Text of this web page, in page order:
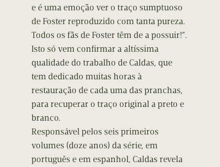
e é uma emoção ver o traço sumptuoso
de Foster reproduzido com tanta pureza.
Todos os fãs de Foster têm de a possuir!”.
Isto só vem confirmar a altíssima
qualidade do trabalho de Caldas, que
tem dedicado muitas horas à
restauração de cada uma das pranchas,
para recuperar o traço original a preto e
branco.
Responsável pelos seis primeiros
volumes (doze anos) da série, em
português e em espanhol, Caldas revela